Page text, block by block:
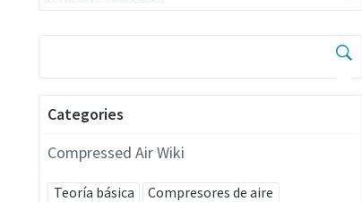
Categories
Compressed Air Wiki
Teoría básica
Compresores de aire